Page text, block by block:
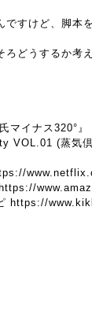
ですけど、脚本
ろどうするか考
マイナス320°
(蒸気
https://